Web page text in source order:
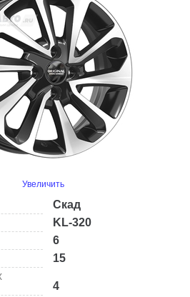
Увеличить
Скад
KL-320
6
15
4